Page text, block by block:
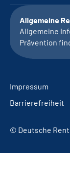
Allgemeine
Allgemeine
Prävention
Impressum
Barrierefreiheit
© Deutsche